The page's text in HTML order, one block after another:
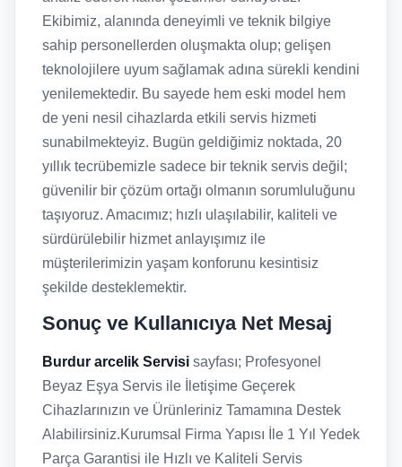
Ekibimiz, alanında deneyimli ve teknik bilgiye
sahip personellerden oluşmakta olup; gelişen
teknolojilere uyum sağlamak adına sürekli kendini
yenilemektedir. Bu sayede hem eski model hem
de yeni nesil cihazlarda etkili servis hizmeti
sunabilmekteyiz. Bugün geldiğimiz noktada, 20
yıllık tecrübemizle sadece bir teknik servis değil;
güvenilir bir çözüm ortağı olmanın sorumluluğunu
taşıyoruz. Amacımız; hızlı ulaşılabilir, kaliteli ve
sürdürülebilir hizmet anlayışımız ile
müşterilerimizin yaşam konforunu kesintisiz
şekilde desteklemektir.
Sonuç ve Kullanıcıya Net Mesaj
Burdur arcelik Servisi sayfası; Profesyonel
Beyaz Eşya Servis ile İletişime Geçerek
Cihazlarınızın ve Ürünleriniz Tamamına Destek
Alabilirsiniz.Kurumsal Firma Yapısı İle 1 Yıl Yedek
Parça Garantisi ile Hızlı ve Kaliteli Servis